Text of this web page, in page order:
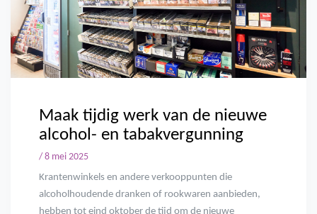
Maak tijdig werk van de nieuwe
alcohol- en tabakvergunning
/ 8 mei 2025
Krantenwinkels en andere verkooppunten die
alcoholhoudende dranken of rookwaren aanbieden,
hebben tot eind oktober de tijd om de nieuwe